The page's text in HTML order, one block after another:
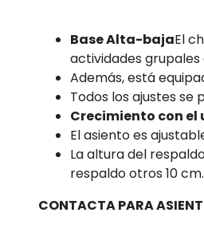
Base Alta-bajaEl
actividades grupales
Además, está
Todos los ajustes se
Crecimiento con el
El asiento es
La altura del
respaldo otros 10 cm.
CONTACTA PARA